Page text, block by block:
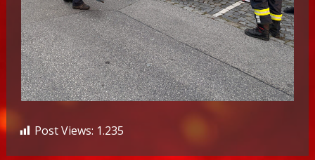
Post Views: 1.235